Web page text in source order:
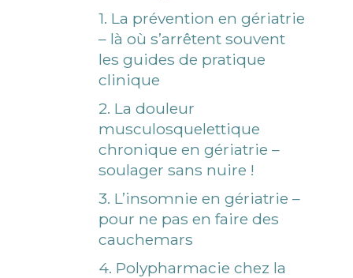
1. La prévention en gériatrie
– là où s’arrêtent souvent
les guides de pratique
clinique
2. La douleur
musculosquelettique
chronique en gériatrie –
soulager sans nuire !
3. L’insomnie en gériatrie –
pour ne pas en faire des
cauchemars
4. Polypharmacie chez la